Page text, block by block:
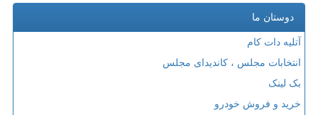
دوستان ما
آتلیه دات کام
انتخابات مجلس ، کاندیدای مجلس
بک لینک
خرید و فروش خودرو